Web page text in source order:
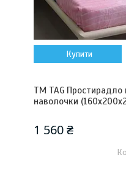
Купити
ТМ TAG Простирадло
наволочки
1 560 ₴